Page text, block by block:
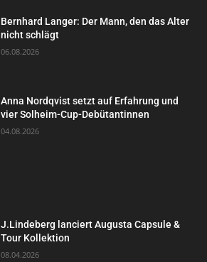
Bernhard Langer: Der Mann, den das Alter
nicht schlägt
06.08.2026
Anna Nordqvist setzt auf Erfahrung und
vier Solheim-Cup-Debütantinnen
04.08.2026
J.Lindeberg lanciert Augusta Capsule &
Tour Kollektion
08.04.2026